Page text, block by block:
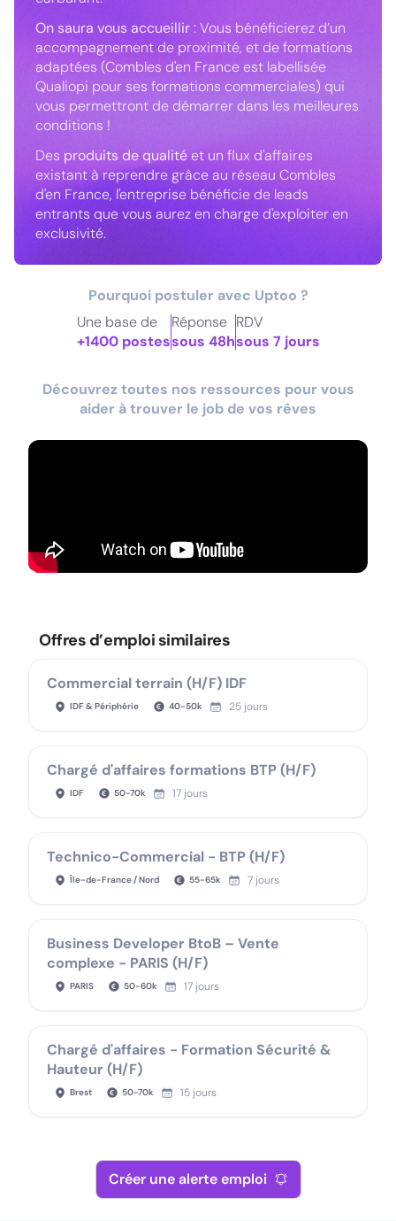
On saura vous accueillir: Vous bénéficierez d’un
accompagnement de proximité, et de formations
adaptées (Combles d'en France est labellisée
Qualiopi pour ses formations commerciales) qui
vous permettront de démarrer dans les meilleures
conditions !
Des produits de qualitéet un flux d'affaires
existant à reprendre grâce au réseau Combles
d'en France, l'entreprise bénéficie de leads
entrants que vous aurez en charge d'exploiter en
exclusivité.
Pourquoi postuler avec Uptoo ?
Une base de
+1400 postes
Réponse
sous 48h
RDV
sous 7 jours
Découvrez toutes nos ressources pour vous
aider à trouver le job de vos rêves
Offres d’emploi similaires
Commercial terrain (H/F) IDF
IDF & Périphérie 40-50k 25 jours
Chargé d'affaires formations BTP (H/F)
IDF 50-70k 17 jours
Technico-Commercial - BTP (H/F)
Île-de-France / Nord 55-65k 7 jours
Business Developer BtoB – Vente
complexe - PARIS (H/F)
PARIS 50-60k 17 jours
Chargé d'affaires - Formation Sécurité &
Hauteur (H/F)
Brest 50-70k 15 jours
Créer une alerte emploi